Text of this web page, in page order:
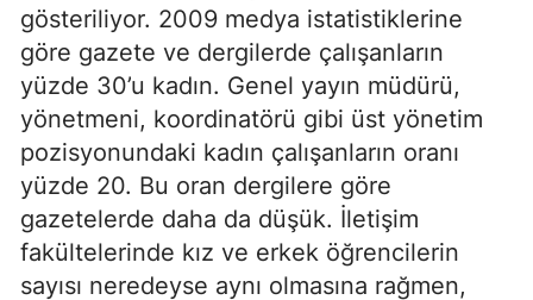
gösteriliyor. 2009 medya istatistiklerine
göre gazete ve dergilerde çalışanların
yüzde 30’u kadın. Genel yayın müdürü,
yönetmeni, koordinatörü gibi üst yönetim
pozisyonundaki kadın çalışanların oranı
yüzde 20. Bu oran dergilere göre
gazetelerde daha da düşük. İletişim
fakültelerinde kız ve erkek öğrencilerin
sayısı neredeyse aynı olmasına rağmen,